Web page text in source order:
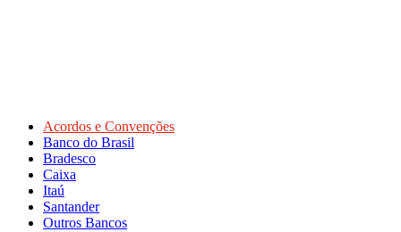
Acordos e Convenções
Banco do Brasil
Bradesco
Caixa
Itaú
Santander
Outros Bancos